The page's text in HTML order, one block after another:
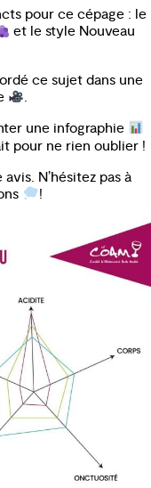
pour ce cépage : le
et le style Nouveau
ce sujet dans une
.
une infographie
pour ne rien oublier !
N’hésitez pas à
!